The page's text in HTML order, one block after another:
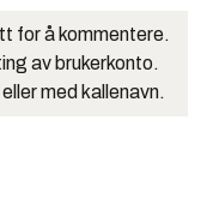
for å kommentere.
av brukerkonto.
med kallenavn.